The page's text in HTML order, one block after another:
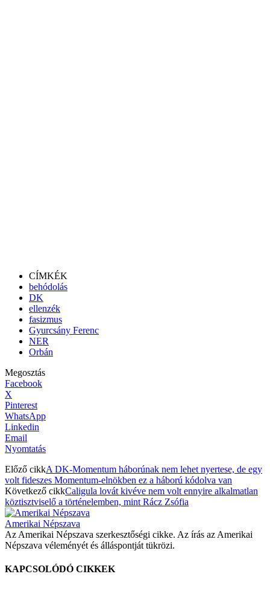
CÍMKÉK
behódolás
DK
ellenzék
fasizmus
Gyurcsány Ferenc
NER
Orbán
Megosztás
Facebook
X
Pinterest
WhatsApp
Linkedin
Email
Nyomtatás
Előző cikkA DK-Momentum háborúnak nem lehet nyertese, de egy
volt fideszes Momentum-elnökben ez a háború kódolva van
Következő cikkCaligula lovát kivéve nem volt ennyire alkalmatlan
köztisztviselő a történelemben, mint Rácz Zsófia
Amerikai Népszava
Az Amerikai Népszava szerkesztőségi cikke. Az írás az Amerikai
Népszava véleményét és álláspontját tükrözi.
KAPCSOLÓDÓ CIKKEK